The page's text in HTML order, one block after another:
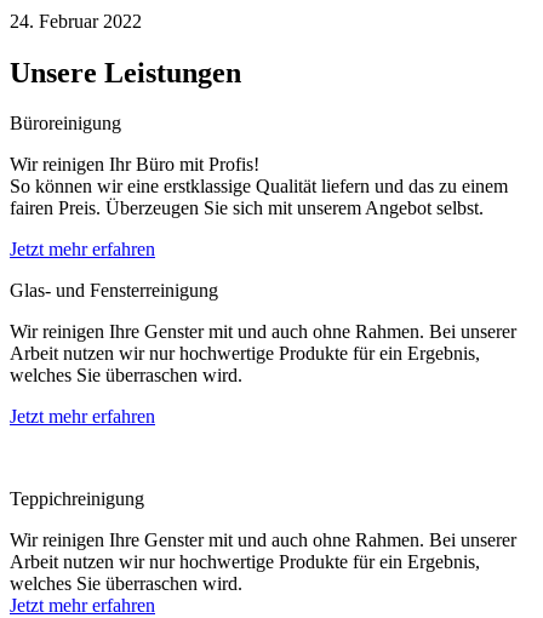
24. Februar 2022
Unsere Leistungen
Büroreinigung
Wir reinigen Ihr Büro mit Profis!
So können wir eine erstklassige Qualität liefern und das zu einem
fairen Preis. Überzeugen Sie sich mit unserem Angebot selbst.
Jetzt mehr erfahren
Glas- und Fensterreinigung
Wir reinigen Ihre Genster mit und auch ohne Rahmen. Bei unserer
Arbeit nutzen wir nur hochwertige Produkte für ein Ergebnis,
welches Sie überraschen wird.
Jetzt mehr erfahren
Teppichreinigung
Wir reinigen Ihre Genster mit und auch ohne Rahmen. Bei unserer
Arbeit nutzen wir nur hochwertige Produkte für ein Ergebnis,
welches Sie überraschen wird.
Jetzt mehr erfahren